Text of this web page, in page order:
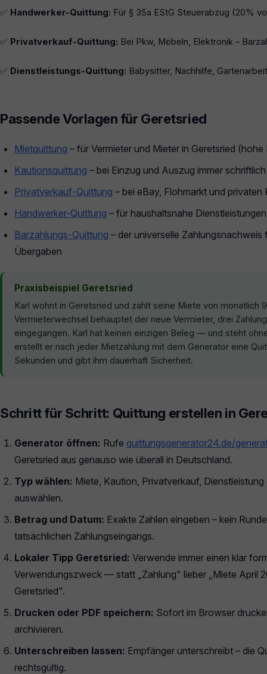
✅ Handwerker-Quittung: Für § 35a EStG Steuerabzug (20%
✅ Privatverkauf-Quittung: Bei Pkw, Möbeln, Elektronik –
✅ Dienstleistungs-Quittung: Babysitter, Nachhilfe,
Passende Vorlagen für Geretsried
Mietquittung – für Vermieter und Mieter in Geretsried
Kautionsquittung – bei Einzug und Auszug immer
Privatverkauf-Quittung – bei eBay, Flohmarkt und privaten
Handwerker-Quittung – für haushaltsnahe
Barzahlungs-Quittung – der universelle Zahlungsnachweis
Übergaben
Praxisbeispiel Geretsried
Karl wohnt in Geretsried und zahlt seine Miete von monatlich
Vermieterwechsel behauptet der neue Vermieter, drei
eingegangen. Karl hat keinen einzigen Beleg — und steht
erstellt er nach jeder Mietzahlung mit dem Generator eine
Sekunden und gibt ihm dauerhaft Sicherheit.
Schritt für Schritt: Quittung erstellen in
Generator öffnen: Rufe quittungsgenerator24.de/
Geretsried aus genauso wie überall in Deutschland.
Typ wählen: Miete, Kaution, Privatverkauf,
auswählen.
Betrag und Datum: Exakte Zahlen eingeben – kein
tatsächlichen Zahlungseingangs.
Lokaler Tipp Geretsried: Verwende immer einen klar
Verwendungszweck — statt „Zahlung" lieber „Miete April
Geretsried".
Drucken oder PDF speichern: Sofort im Browser
archivieren.
Unterschreiben lassen: Empfänger unterschreibt – die
rechtsgültig.